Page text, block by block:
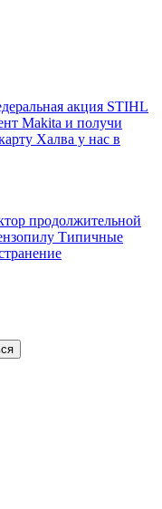
акция STIHL
Makita и получи
Халва у нас в
продолжительной
Типичные